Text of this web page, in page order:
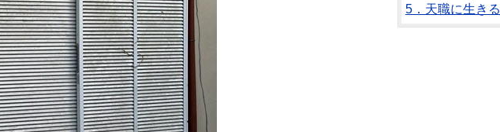
5．天職に生きる